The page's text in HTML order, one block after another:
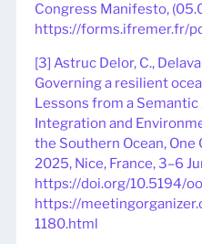
Congress Manifesto,
https://forms.ifremer.fr/
[3] Astruc Delor, C.,
Governing a resilient
Lessons from a
Integration and
the Southern Ocean, One
2025, Nice, France, 3–6
https://doi.org/10.5194/
https://
1180.html